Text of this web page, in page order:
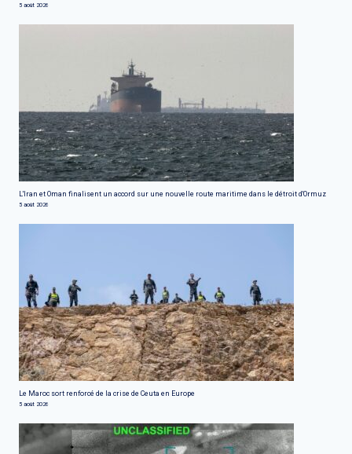
5 août 2026
L'Iran et Oman finalisent un accord sur une nouvelle route maritime dans le détroit d'Ormuz
5 août 2026
Le Maroc sort renforcé de la crise de Ceuta en Europe
5 août 2026